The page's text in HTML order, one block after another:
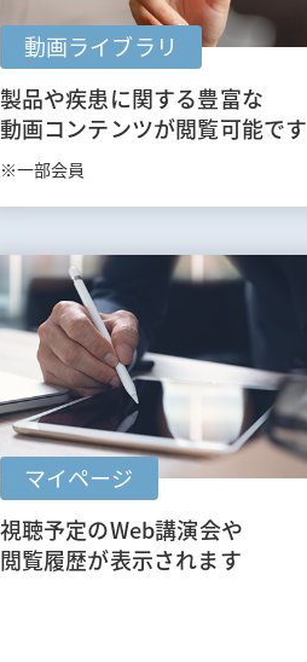
動画ライブラリ
製品や疾患に関する豊富な
動画コンテンツが閲覧可能です
※一部会員
マイページ
視聴予定のWeb講演会や
閲覧履歴が表示されます